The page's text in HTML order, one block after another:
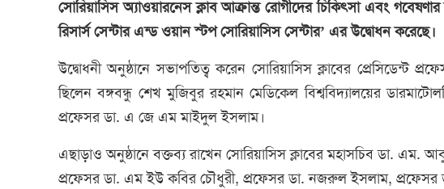
সোরিয়াসিস অ্যাওয়ারনেস ক্লাব আক্রান্ত রোগীদের চিকিৎসা এবং গবেষণার
রিসার্স সেন্টার এন্ড ওয়ান স্টপ সোরিয়াসিস সেন্টার’ এর উদ্বোধন করেছে।
উদ্বোধনী অনুষ্ঠানে সভাপতিত্ব করেন সোরিয়াসিস ক্লাবের প্রেসিডেন্ট
ছিলেন বঙ্গবন্ধু শেখ মুজিবুর রহমান মেডিকেল বিশ্ববিদ্যালয়ের
প্রফেসর ডা. এ জে এম মাইদুল ইসলাম।
এছাড়াও অনুষ্ঠানে বক্তব্য রাখেন সোরিয়াসিস ক্লাবের মহাসচিব ডা.
প্রফেসর ডা. এম ইউ কবির চৌধুরী, প্রফেসর ডা. নজরুল ইসলাম, প্রফেসর